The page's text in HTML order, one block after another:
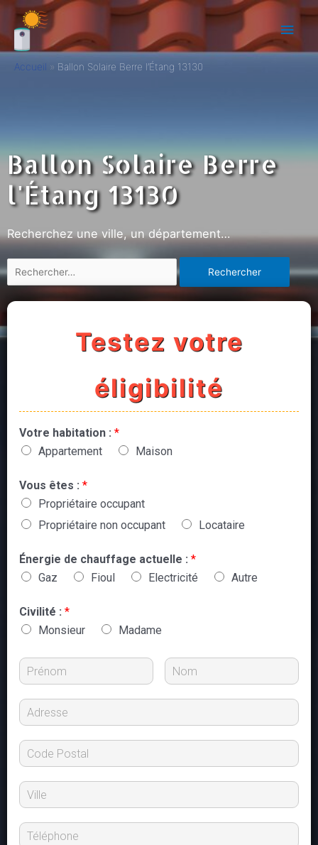
Accueil Ballon Solaire Berre l’Étang 13130
Ballon Solaire Berre
l'Étang 13130
Recherchez une ville, un département…
Testez votre
éligibilité
Votre habitation : *
Appartement
Maison
Vous êtes : *
Propriétaire occupant
Propriétaire non occupant
Locataire
Énergie de chauffage actuelle : *
Gaz
Fioul Electricité Autre
Civilité : *
Monsieur
Madame